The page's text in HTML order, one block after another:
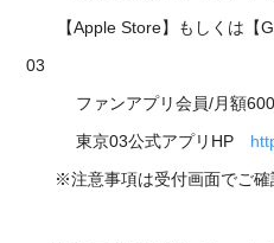
【Apple Store】もしくは【
03
ファンアプリ会員/月額600
東京03公式アプリHP
※注意事項は受付画面でご確